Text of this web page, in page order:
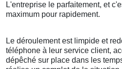
L'entreprise le parfaitement, et
maximum pour rapidement.
Le déroulement est limpide et
téléphone à leur service client,
dépêché sur place dans les